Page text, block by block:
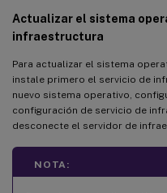
Actualizar el sistema
infraestructura
Para actualizar el sistema
instale primero el servicio de
nuevo sistema operativo,
configuración de servicio de
desconecte el servidor de
NOTA: